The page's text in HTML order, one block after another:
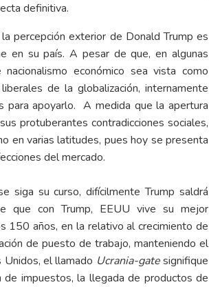
definitiva.
percepción exterior de Donald Trump es
en su país. A pesar de que, en algunas
económico sea vista como
de la globalización, internamente
para apoyarlo. A medida que la apertura
protuberantes contradicciones sociales,
en varias latitudes, pues hoy se presenta
del mercado.
siga su curso, difícilmente Trump saldrá
que con Trump, EEUU vive su mejor
150 años, en la relativo al crecimiento de
de puesto de trabajo, manteniendo el
el llamado Ucrania-gatesignifique
de impuestos, la llegada de productos de